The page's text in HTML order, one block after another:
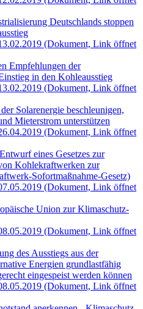
Deutschlands stoppen
(Dokument, Link öffnet
Empfehlungen der
in den Kohleausstieg
(Dokument, Link öffnet
Solarenergie beschleunigen,
Mieterstrom unterstützen
(Dokument, Link öffnet
eines Gesetzes zur
Kohlekraftwerken zur
Sofortmaßnahme-Gesetz)
(Dokument, Link öffnet
Union zur Klimaschutz-
(Dokument, Link öffnet
des Ausstiegs aus der
Energien grundlastfähig
eingespeist werden können
(Dokument, Link öffnet